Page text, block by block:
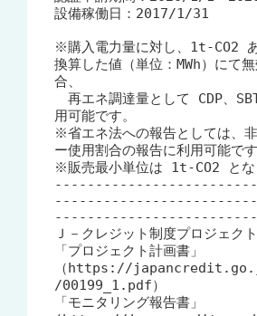
設備稼働日：2017/1/31
※購入電力量に対し、1t-CO2
換算した値（単位：MWh）にて
合、
再エネ調達量として CDP、
用可能です。
※省エネ法への報告としては、
ー使用割合の報告に利用可能です
※販売最小単位は 1t-CO2 とな
-------------------------
Ｊ－クレジット制度プロジェク
「プロジェクト計画書」
（https://
/00199_1.pdf）
「モニタリング報告書」